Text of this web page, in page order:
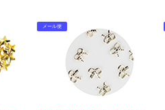
メール便